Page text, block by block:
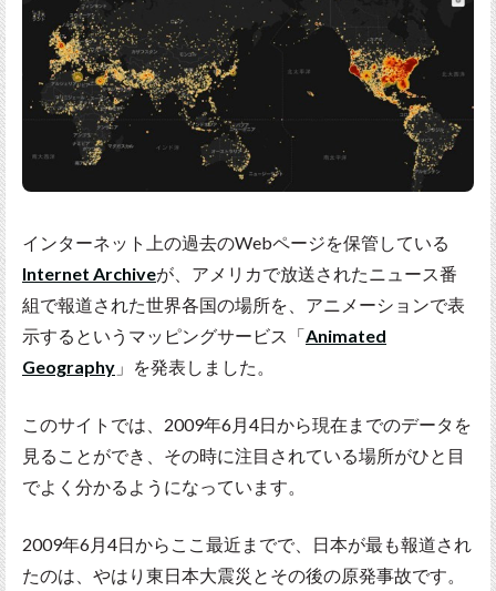
インターネット上の過去のWebページを保管している
Internet Archiveが、アメリカで放送されたニュース番
組で報道された世界各国の場所を、アニメーションで表
示するというマッピングサービス「Animated
Geography 」を発表しました。
このサイトでは、2009年6月4日から現在までのデータを
見ることができ、その時に注目されている場所がひと目
でよく分かるようになっています。
2009年6月4日からここ最近までで、日本が最も報道され
たのは、やはり東日本大震災とその後の原発事故です。